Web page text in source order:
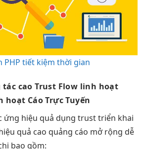
tiết kiệm thời gian
cao Trust Flow linh hoạt
hoạt Cáo Trực Tuyến
ứng hiệu quả dụng trusttriển khai
quả cao quảng cáo mở rộng dễ
bao gồm: